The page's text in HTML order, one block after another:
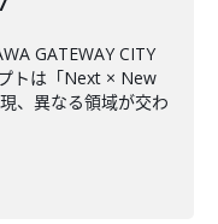
GATEWAY CITY
トは「Next × New
、異なる領域が交わ